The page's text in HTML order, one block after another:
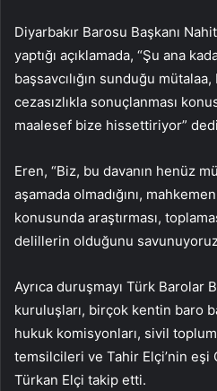
Diyarbakır Barosu Başkanı
yaptığı açıklamada, “Şu ana
başsavcılığın sunduğu
cezasızlıkla sonuçlanması
maalesef bize hissettiriyor”
Eren, “Biz, bu davanın henüz
aşamada olmadığını,
konusunda araştırması,
delillerin olduğunu
Ayrıca duruşmayı Türk Barolar
kuruluşları, birçok kentin baro
hukuk komisyonları, sivil
temsilcileri ve Tahir Elçi’nin
Türkan Elçi takip etti.